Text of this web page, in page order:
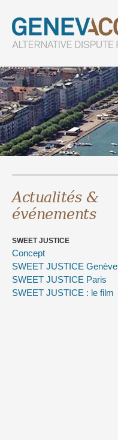
Actualités &
événements
SWEET JUSTICE
Concept
SWEET JUSTICE Genève
SWEET JUSTICE Paris
SWEET JUSTICE : le film